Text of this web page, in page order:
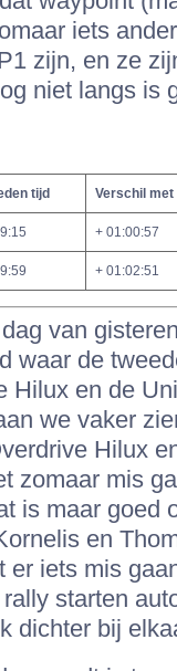
iets
zijn, en ze
niet langs is
tijd Verschil met
+ 01:00:57
+ 01:02:51
van
waar de
Hilux en de
we vaker
Hilux
zomaar mis
is maar goed
en
er iets mis
starten
dichter bij